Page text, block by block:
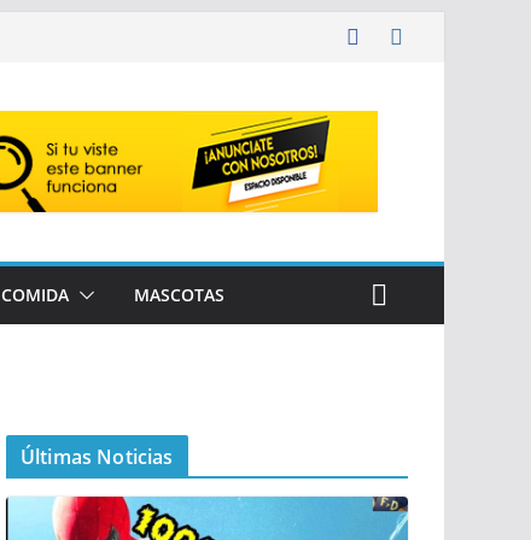
COMIDA MASCOTAS
Últimas Noticias